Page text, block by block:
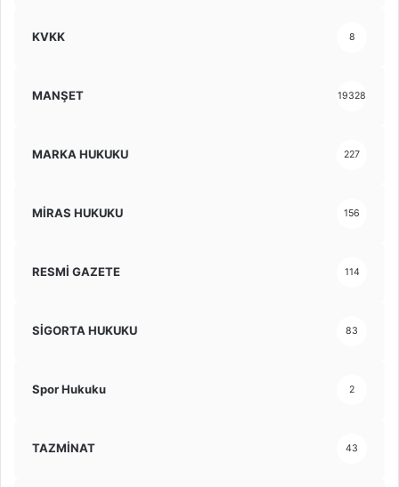
KVKK 8
MANŞET 19328
MARKA HUKUKU 227
MİRAS HUKUKU 156
RESMİ GAZETE 114
SİGORTA HUKUKU 83
Spor Hukuku 2
TAZMİNAT 43